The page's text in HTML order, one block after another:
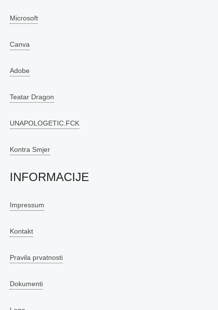
Microsoft
Canva
Adobe
Teatar Dragon
UNAPOLOGETIC.FCK
Kontra Smjer
INFORMACIJE
Impressum
Kontakt
Pravila prvatnosti
Dokumenti